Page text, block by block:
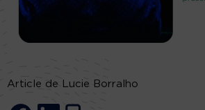
Article de Lucie Borralho